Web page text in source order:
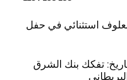
معلوف استثنائي في حفل
تفكك بنك الشرق